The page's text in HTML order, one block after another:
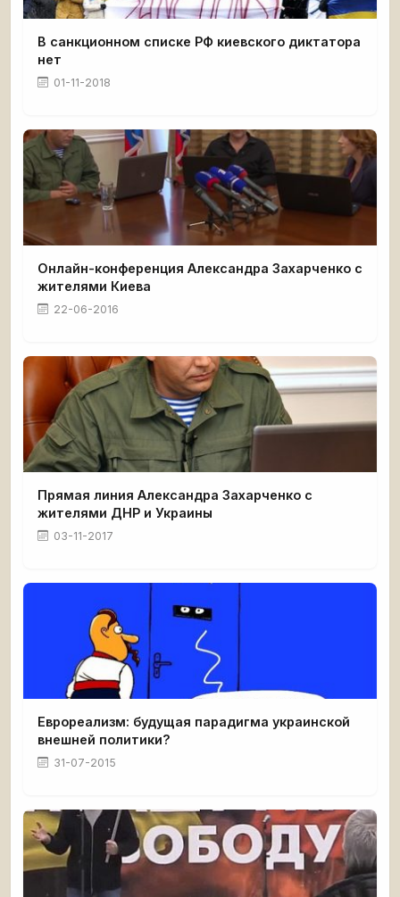
В санкционном списке РФ киевского диктатора
нет
01-11-2018
Онлайн-конференция Александра Захарченко с
жителями Киева
22-06-2016
Прямая линия Александра Захарченко с
жителями ДНР и Украины
03-11-2017
Еврореализм: будущая парадигма украинской
внешней политики?
31-07-2015